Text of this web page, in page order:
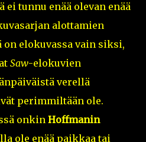
ei tunnu enää olevan enää
alottamien
on elokuvassa vain siksi,
Saw-elokuvien
verellä
perimmiltään ole.
onkin Hoffmanin
ole enää paikkaa tai